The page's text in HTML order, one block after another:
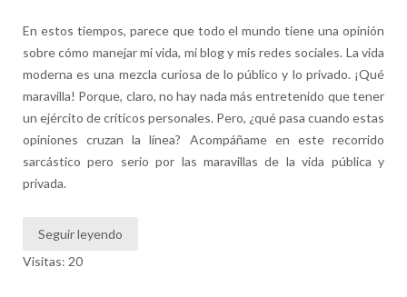
En estos tiempos, parece que todo el mundo tiene una opinión
sobre cómo manejar mi vida, mi blog y mis redes sociales. La vida
moderna es una mezcla curiosa de lo público y lo privado. ¡Qué
maravilla! Porque, claro, no hay nada más entretenido que tener
un ejército de críticos personales. Pero, ¿qué pasa cuando estas
opiniones cruzan la línea? Acompáñame en este recorrido
sarcástico pero serio por las maravillas de la vida pública y
privada.
Seguir leyendo
Visitas: 20